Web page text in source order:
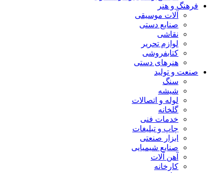
فرهنگ و هنر
آلات موسیقی
صنایع دستی
نقاشی
لوازم تحریر
کتابفروشی
هنرهای دستی
صنعت و تولید
سنگ
شیشه
لوله و اتصالات
گلخانه
خدمات فنی
چاپ و تبلیغات
ابزار صنعتی
صنایع شیمیایی
آهن آلات
کارخانه